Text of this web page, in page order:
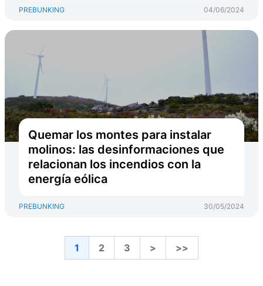
PREBUNKING 04/06/2024
Quemar los montes para instalar
molinos: las desinformaciones que
relacionan los incendios con la
energía eólica
PREBUNKING 30/05/2024
1 2 3 > >>